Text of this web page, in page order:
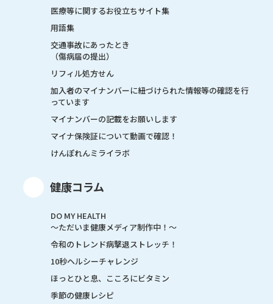
医療等に関するお役立ちサイト集
用語集
交通事故にあったとき
（傷病届の提出）
リフィル処方せん
加入者のマイナンバーに紐づけられた情報等の確認を行
っています
マイナンバーの記載をお願いします
マイナ保険証について動画で確認！
けんぽれんミライラボ
健康コラム
DO MY HEALTH
～ただいま健康メディア制作中！～
令和のトレンド病撃退ストレッチ！
10秒ヘルシーチャレンジ
ほっとひと息、こころにビタミン
季節の健康レシピ